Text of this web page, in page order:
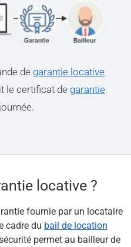
de garantie locative
le certificat de garantie
locative ?​
fournie par un locataire
cadre du bail de location
permet au bailleur de